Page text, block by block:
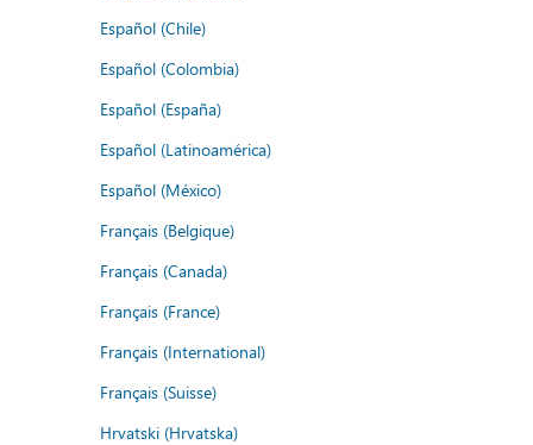
Español (Chile)
Español (Colombia)
Español (España)
Español (Latinoamérica)
Español (México)
Français (Belgique)
Français (Canada)
Français (France)
Français (International)
Français (Suisse)
Hrvatski (Hrvatska)